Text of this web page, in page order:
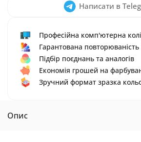
Написати в
Професійна комп'ютерна
Гарантована
Підбір поєднань та аналогів
Економія грошей на
Зручний формат зразка
Опис